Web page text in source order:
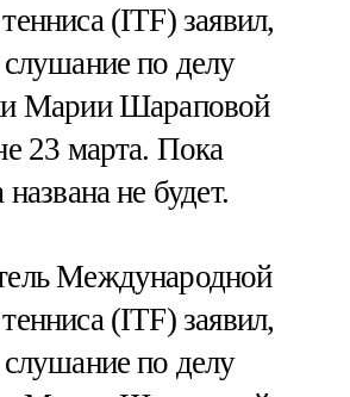
(ITF) заявил,
по делу
Марии Шараповой
23 марта. Пока
названа не будет.
Международной
(ITF) заявил,
по делу